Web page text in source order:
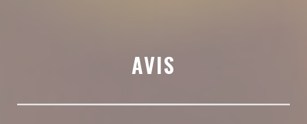
AVIS